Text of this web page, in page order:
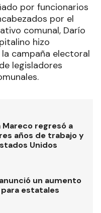
por funcionarios
por el
comunal, Darío
hizo
campaña electoral
legisladores
Mareco regresó a
años de trabajo y
Unidos
un aumento
para estatales